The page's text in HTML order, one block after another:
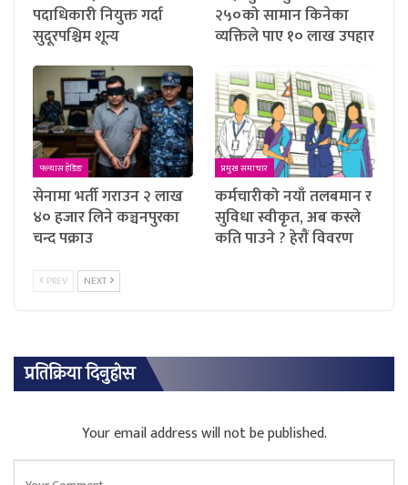
पदाधिकारी नियुक्त गर्दा
सुदूरपश्चिम शून्य
२५०को सामान किनेका
व्यक्तिले पाए १० लाख उपहार
फ्ल्यास हेडिङ
सेनामा भर्ती गराउन २ लाख
४० हजार लिने कञ्चनपुरका
चन्द पक्राउ
प्रमुख समाचार
कर्मचारीको नयाँ तलबमान र
सुविधा स्वीकृत, अब कस्ले
कति पाउने ? हेराैं विवरण
PREV NEXT
प्रतिक्रिया दिनुहोस
Your email address will not be published.